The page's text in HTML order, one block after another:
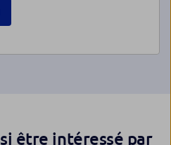
être intéressé par